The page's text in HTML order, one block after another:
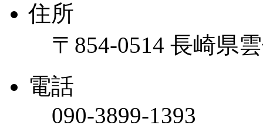
住所
〒854-0514 長崎県
電話
090-3899-1393